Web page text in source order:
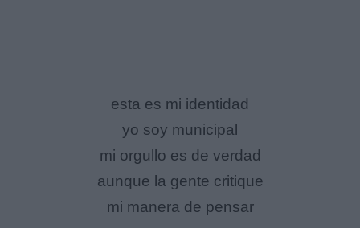
esta es mi identidad
yo soy municipal
mi orgullo es de verdad
aunque la gente critique
mi manera de pensar